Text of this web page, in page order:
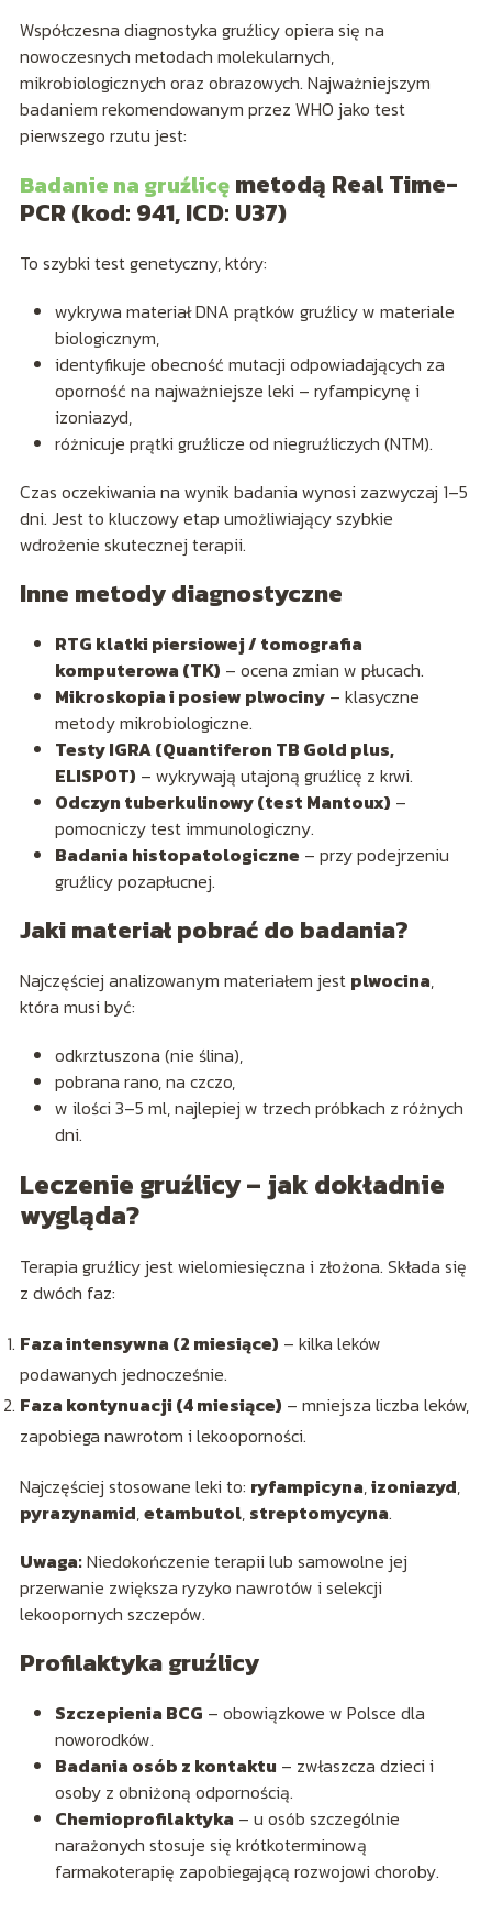
Współczesna diagnostyka gruźlicy opiera się na
nowoczesnych metodach molekularnych,
mikrobiologicznych oraz obrazowych. Najważniejszym
badaniem rekomendowanym przez WHO jako test
pierwszego rzutu jest:
Badanie na gruźlicęmetodą Real Time-
PCR (kod: 941, ICD: U37)
To szybki test genetyczny, który:
wykrywa materiał DNA prątków gruźlicy w materiale
biologicznym,
identyfikuje obecność mutacji odpowiadających za
oporność na najważniejsze leki – ryfampicynę i
izoniazyd,
różnicuje prątki gruźlicze od niegruźliczych (NTM).
Czas oczekiwania na wynik badania wynosi zazwyczaj 1–5
dni. Jest to kluczowy etap umożliwiający szybkie
wdrożenie skutecznej terapii.
Inne metody diagnostyczne
RTG klatki piersiowej / tomografia
komputerowa (TK) – ocena zmian w płucach.
Mikroskopia i posiew plwociny– klasyczne
metody mikrobiologiczne.
Testy IGRA (Quantiferon TB Gold plus,
ELISPOT) – wykrywają utajoną gruźlicę z krwi.
Odczyn tuberkulinowy (test Mantoux) –
pomocniczy test immunologiczny.
Badania histopatologiczne – przy podejrzeniu
gruźlicy pozapłucnej.
Jaki materiał pobrać do badania?
Najczęściej analizowanym materiałem jest plwocina,
która musi być:
odkrztuszona (nie ślina),
pobrana rano, na czczo,
w ilości 3–5 ml, najlepiej w trzech próbkach z różnych
dni.
Leczenie gruźlicy – jak dokładnie
wygląda?
Terapia gruźlicy jest wielomiesięczna i złożona. Składa się
z dwóch faz:
Faza intensywna (2 miesiące) – kilka leków
podawanych jednocześnie.
Faza kontynuacji (4 miesiące) – mniejsza liczba leków,
zapobiega nawrotom i lekooporności.
Najczęściej stosowane leki to: ryfampicyna,izoniazyd,
pyrazynamid,etambutol, streptomycyna.
Uwaga:Niedokończenie terapii lub samowolne jej
przerwanie zwiększa ryzyko nawrotów i selekcji
lekoopornych szczepów.
Profilaktyka gruźlicy
Szczepienia BCG – obowiązkowe w Polsce dla
noworodków.
Badania osób z kontaktu – zwłaszcza dzieci i
osoby z obniżoną odpornością.
Chemioprofilaktyka – u osób szczególnie
narażonych stosuje się krótkoterminową
farmakoterapię zapobiegającą rozwojowi choroby.